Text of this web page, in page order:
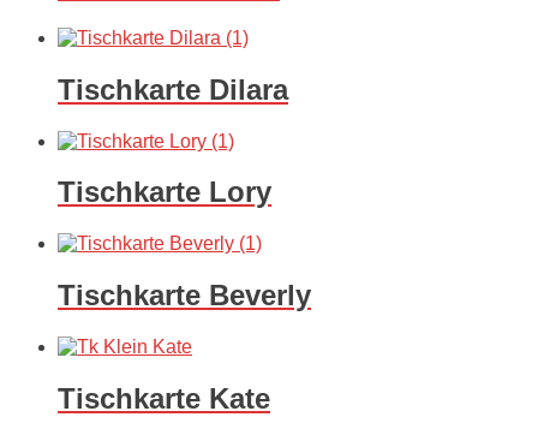
Tischkarte Dilara
Tischkarte Lory
Tischkarte Beverly
Tischkarte Kate